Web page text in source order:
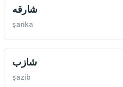
شارقه
şarika
شازب
şazib